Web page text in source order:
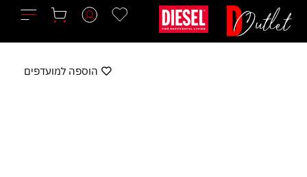
לתוכן
הוספה למועדפים